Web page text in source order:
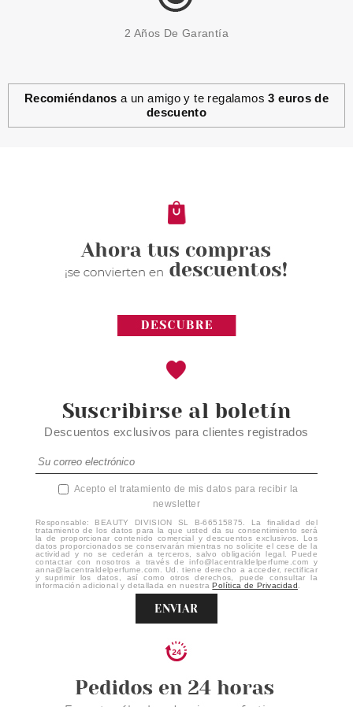
ESSENCE
2.99€
2 Años De Garantía
Recomiéndanos a un amigo y te regalamos3 euros de
descuento
Suscribirse al boletín
Descuentos exclusivos para clientes registrados
Acepto el tratamiento de mis datos para recibir la
newsletter
Responsable: BEAUTY DIVISION SL B-66515875. La finalidad del
tratamiento de los datos para la que usted da su consentimiento será
la de proporcionar contenido comercial y descuentos exclusivos. Los
datos proporcionados se conservarán mientras no solicite el cese de la
actividad y no se cederán a terceros, salvo obligación legal. Puede
contactar con nosotros a través de info@lacentraldelperfume.com y
anna@lacentraldelperfume.com. Ud. tiene derecho a acceder, rectificar
y suprimir los datos, así como otros derechos, puede consultar la
información adicional y detallada en nuestraPolítica de Privacidad
ENVIAR